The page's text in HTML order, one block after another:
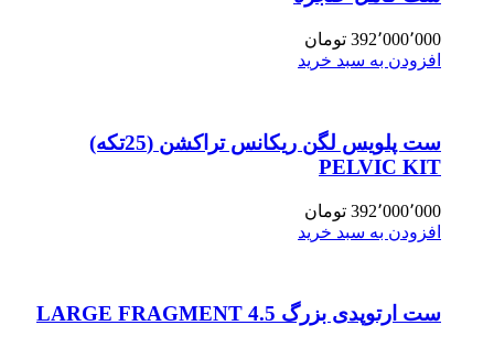
392٬000٬000 تومان
افزودن به سبد خرید
ست پلویس لگن ریکانس تراکشن (25تکه)
PELVIC KIT
392٬000٬000 تومان
افزودن به سبد خرید
ست ارتوپدی بزرگ 4.5 LARGE FRAGMENT